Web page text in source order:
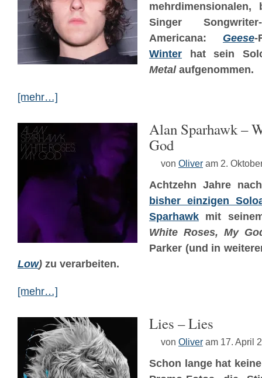
mehrdimensionalen,
Singer
Americana: Geese-
Winter hat sein
Metalaufgenommen.
[mehr…]
Alan Sparhawk –
God
von Oliver am 2.
Achtzehn Jahre
bisher einzigen
Sparhawk mit
White Roses, My
Parker (und in
Low) zu verarbeiten.
[mehr…]
Lies – Lies
von Oliver am 17. April
Schon lange hat